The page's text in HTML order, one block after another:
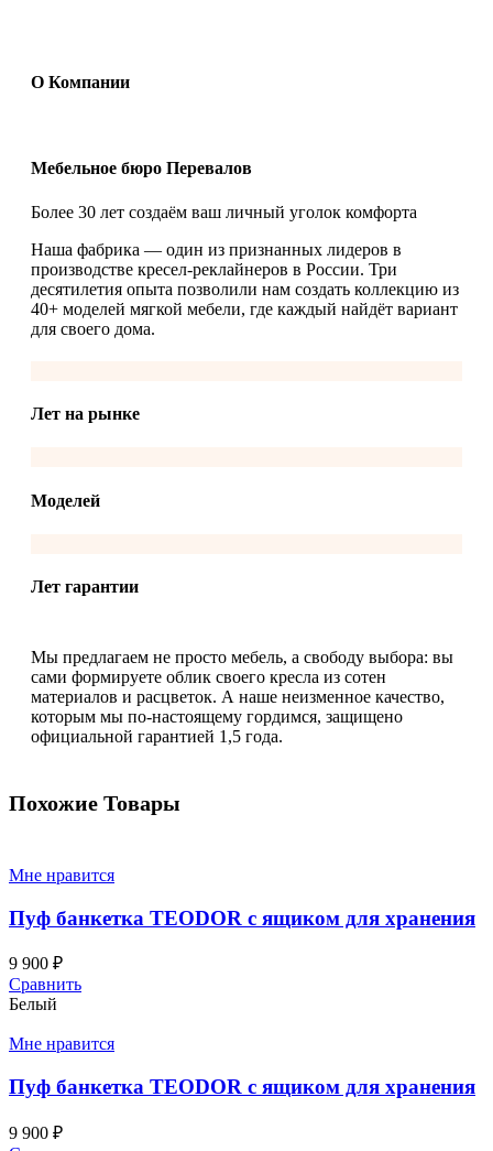
О Компании
Мебельное бюро Перевалов
Более 30 лет создаём ваш личный уголок комфорта
Наша фабрика — один из признанных лидеров в
производстве кресел-реклайнеров в России. Три
десятилетия опыта позволили нам создать коллекцию из
40+ моделей мягкой мебели, где каждый найдёт вариант
для своего дома.
Лет на рынке
Моделей
Лет гарантии
Мы предлагаем не просто мебель, а свободу выбора: вы
сами формируете облик своего кресла из сотен
материалов и расцветок. А наше неизменное качество,
которым мы по-настоящему гордимся, защищено
официальной гарантией 1,5 года.
Похожие Товары
Мне нравится
Пуф банкетка TEODOR с ящиком для хранения
9 900 ₽
Сравнить
Белый
Мне нравится
Пуф банкетка TEODOR с ящиком для хранения
9 900 ₽